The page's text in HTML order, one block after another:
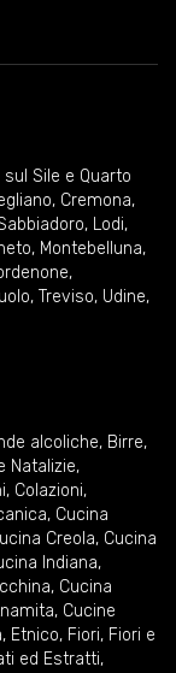
sul Sile e Quarto
, Cremona,
, Lodi,
, Montebelluna,
,
, Treviso, Udine,
alcoliche, Birre,
Natalizie,
, Colazioni,
, Cucina
Creola, Cucina
Indiana,
, Cucina
, Cucine
, Etnico, Fiori, Fiori e
ed Estratti,